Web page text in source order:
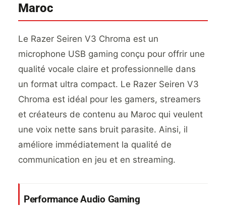
Maroc
Le Razer Seiren V3 Chroma est un
microphone USB gaming conçu pour offrir une
qualité vocale claire et professionnelle dans
un format ultra compact. Le Razer Seiren V3
Chroma est idéal pour les gamers, streamers
et créateurs de contenu au Maroc qui veulent
une voix nette sans bruit parasite. Ainsi, il
améliore immédiatement la qualité de
communication en jeu et en streaming.
Performance Audio Gaming